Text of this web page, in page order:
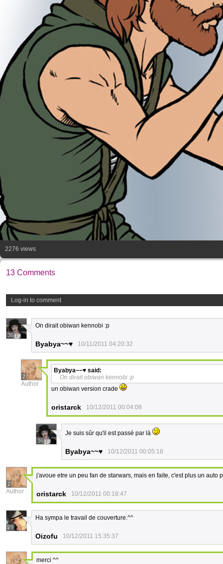
2276 views
13 Comments
Log-in to comment
36
On dirait obiwan kennobi :p
Byabya~~♥ 10/11/2011 04:20:32
2
Author
Byabya~~♥ said:
On dirait obiwan kennobi :p
un obiwan version crade
oristarck 10/12/2011 00:04:08
36
Je suis sûr qu'il est passé par là
Byabya~~♥ 10/12/2011 00:05:18
2
Author
j'avoue etre un peu fan de starwars, mais en faite, c'est plus un auto
oristarck 10/12/2011 00:18:47
29
Ha sympa le travail de couverture.^^
Oizofu 10/12/2011 15:35:37
merci ^^